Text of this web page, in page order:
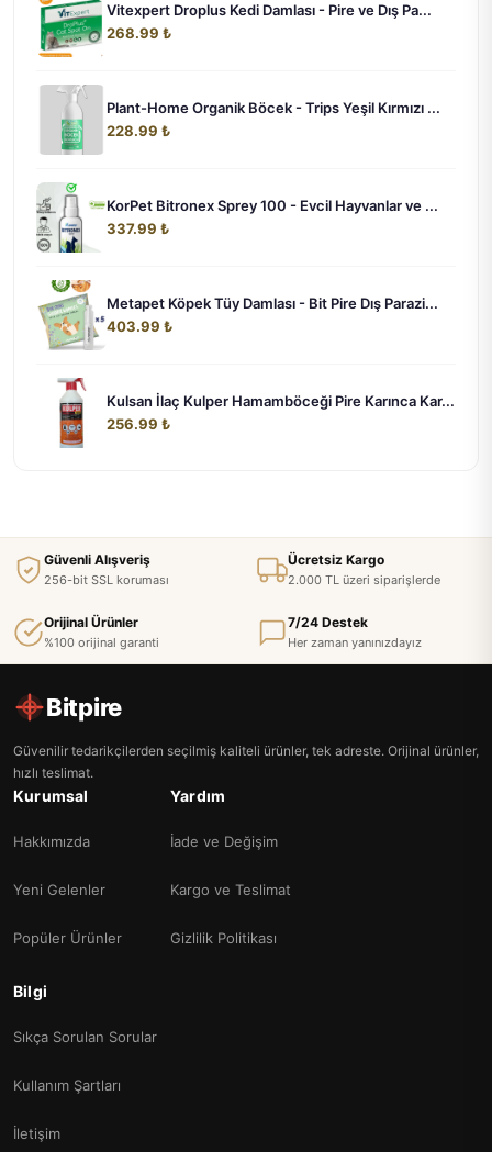
Vitexpert Droplus Kedi Damlası - Pire ve Dış Pa...
268.99 ₺
Plant-Home Organik Böcek - Trips Yeşil Kırmızı ...
228.99 ₺
KorPet Bitronex Sprey 100 - Evcil Hayvanlar ve ...
337.99 ₺
Metapet Köpek Tüy Damlası - Bit Pire Dış Parazi...
403.99 ₺
Kulsan İlaç Kulper Hamamböceği Pire Karınca Kar...
256.99 ₺
Güvenli Alışveriş
256-bit SSL koruması
Ücretsiz Kargo
2.000 TL üzeri siparişlerde
Orijinal Ürünler
%100 orijinal garanti
7/24 Destek
Her zaman yanınızdayız
Bitpire
Güvenilir tedarikçilerden seçilmiş kaliteli ürünler, tek adreste. Orijinal ürünler,
hızlı teslimat.
Kurumsal
Hakkımızda
Yeni Gelenler
Popüler Ürünler
Yardım
İade ve Değişim
Kargo ve Teslimat
Gizlilik Politikası
Bilgi
Sıkça Sorulan Sorular
Kullanım Şartları
İletişim